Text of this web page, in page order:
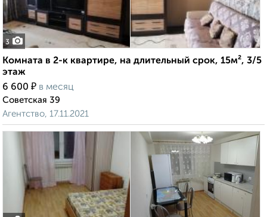
3
Комната в 2-к квартире, на длительный срок, 15м², 3/5
этаж
6 600 ₽ в месяц
Советская 39
Агентство, 17.11.2021